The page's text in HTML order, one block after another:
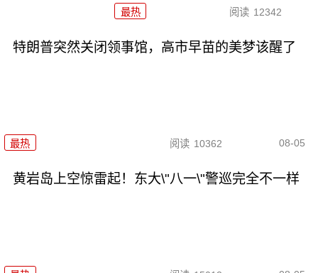
最热 阅读 12342
特朗普突然关闭领事馆，高市早苗的美梦该醒了
最热 阅读 10362 08-05
黄岩岛上空惊雷起！东大\"八一\"警巡完全不一样